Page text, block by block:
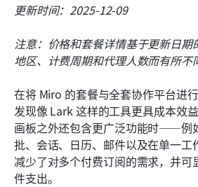
更新时间：2025-12-09
注意：价格和套餐详情基于更新日
地区、计费周期和代理人数而有所不
在将 Miro 的套餐与全套协作平台进
发现像 Lark 这样的工具更具成本效
画板之外还包含更广泛功能时——例
批、会话、日历、邮件以及在单一工
减少了对多个付费订阅的需求，并可
件支出。